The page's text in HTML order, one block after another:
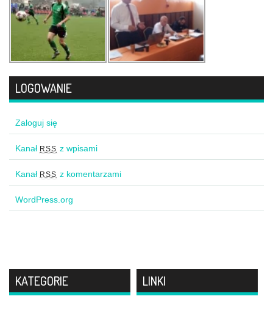
LOGOWANIE
Zaloguj się
Kanał RSS z wpisami
Kanał RSS z komentarzami
WordPress.org
KATEGORIE LINKI